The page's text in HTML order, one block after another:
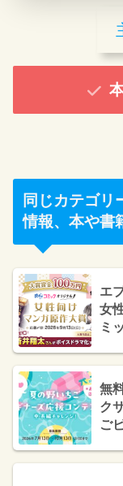
同じカテゴリ
情報、本や書
エ
女
ミ
評
無
ク
ご
フ